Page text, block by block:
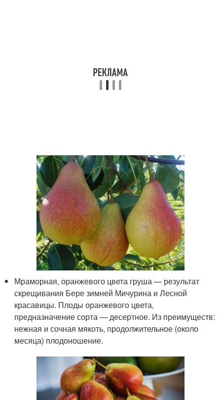
Мраморная, оранжевого цвета груша — результат
скрещивания Бере зимней Мичурина и Лесной
красавицы. Плоды оранжевого цвета,
предназначение сорта — десертное. Из преимуществ:
нежная и сочная мякоть, продолжительное (около
месяца) плодоношение.